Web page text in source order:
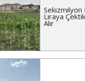
Sekizmilyon
Liraya
Alır